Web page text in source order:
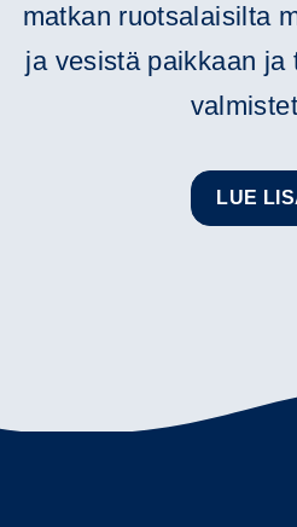
matkan ruotsalaisilta
ja vesistä paikkaan ja
LUE